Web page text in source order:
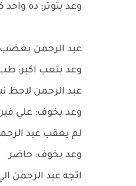
وعد بتوتر: ده
عبد الرحمن
وعد بتعب اكبر:
عبد الرحمن لاحظ
وعد بخوف: علي
لم يعقب عبد
وعد بخوف: حاضر
اتجه عبد الرحمن